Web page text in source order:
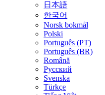
日本語
한국어
Norsk bokmål
Polski
Português (PT)
Português (BR)
Română
Русский
Svenska
Türkçe